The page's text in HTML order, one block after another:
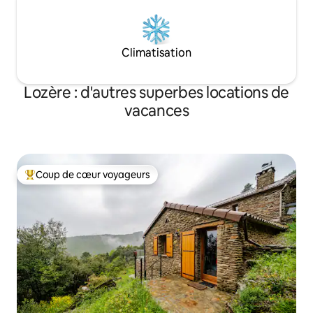
Climatisation
Lozère : d'autres superbes locations de
vacances
Coups de cœur voyageurs les plus appréciés
Coup de cœur voyageurs